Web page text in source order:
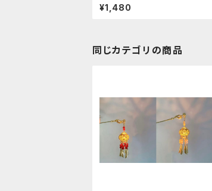
¥1,480
同じカテゴリの商品